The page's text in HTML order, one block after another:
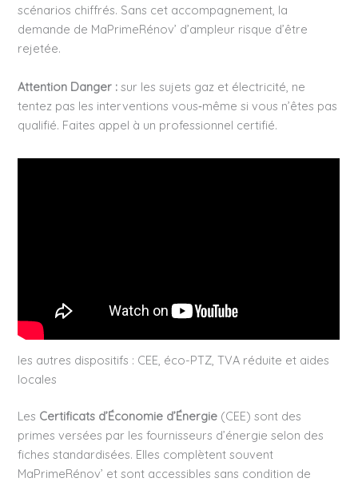
scénarios chiffrés. Sans cet accompagnement, la
demande de MaPrimeRénov’ d’ampleur risque d’être
rejetée.
Attention Danger : sur les sujets gaz et électricité, ne
tentez pas les interventions vous‑même si vous n’êtes pas
qualifié. Faites appel à un professionnel certifié.
les autres dispositifs : CEE, éco-PTZ, TVA réduite et aides
locales
Les Certificats d’Économie d’Énergie (CEE) sont des
primes versées par les fournisseurs d’énergie selon des
fiches standardisées. Elles complètent souvent
MaPrimeRénov’ et sont accessibles sans condition de